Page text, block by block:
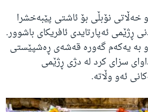
1984 توتو خەڵاتی نۆبڵی بۆ ئاشتی پێبەخشرا
ڕژێمی ئەپارتایدی ئافریکای باشوور.
بە یەکەم گەورە قەشەی ڕەشپێستی
سزای کرد لە دژی ڕژێمی
ئەو وڵاتە.